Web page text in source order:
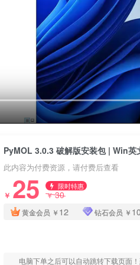
此内容为付费资源，请付费后查看
￥ 25 限时特惠
￥30
黄金会员 ￥ 12 钻石会员 ￥
电脑下单之后可以自动跳转下载页面